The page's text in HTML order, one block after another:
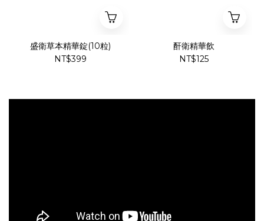
盛衛草本精華錠(10粒)
NT$399
酐衛精華飲
NT$125